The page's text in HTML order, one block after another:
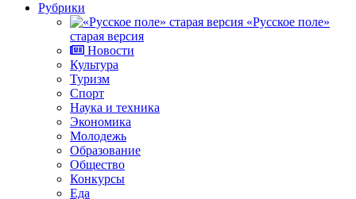
Рубрики
«Русское поле»
старая версия
Новости
Культура
Туризм
Спорт
Наука и техника
Экономика
Молодежь
Образование
Общество
Конкурсы
Еда